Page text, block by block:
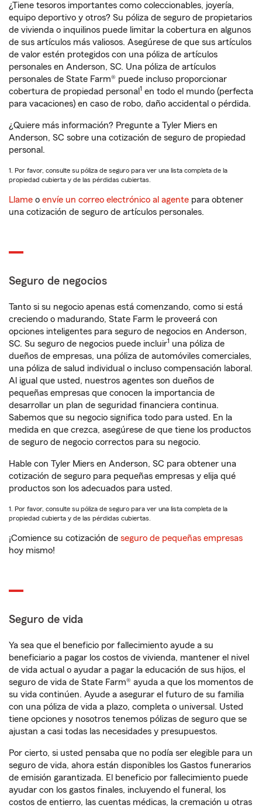
¿Tiene tesoros importantes como coleccionables, joyería,
equipo deportivo y otros? Su póliza de seguro de propietarios
de vivienda o inquilinos puede limitar la cobertura en algunos
de sus artículos más valiosos. Asegúrese de que sus artículos
de valor estén protegidos con una póliza de artículos
personales en Anderson, SC. Una póliza de artículos
personales de State Farm® puede incluso proporcionar
cobertura de propiedad personal 1 en todo el mundo (perfecta
para vacaciones) en caso de robo, daño accidental o pérdida.
¿Quiere más información? Pregunte a Tyler Miers en
Anderson, SC sobre una cotización de seguro de propiedad
personal.
1. Por favor, consulte su póliza de seguro para ver una lista completa de la
propiedad cubierta y de las pérdidas cubiertas.
Llame o envíe un correo electrónico al agente para obtener
una cotización de seguro de artículos personales.
Seguro de negocios
Tanto si su negocio apenas está comenzando, como si está
creciendo o madurando, State Farm le proveerá con
opciones inteligentes para seguro de negocios en Anderson,
SC. Su seguro de negocios puede incluir1 una póliza de
dueños de empresas, una póliza de automóviles comerciales,
una póliza de salud individual o incluso compensación laboral.
Al igual que usted, nuestros agentes son dueños de
pequeñas empresas que conocen la importancia de
desarrollar un plan de seguridad financiera continua.
Sabemos que su negocio significa todo para usted. En la
medida en que crezca, asegúrese de que tiene los productos
de seguro de negocio correctos para su negocio.
Hable con Tyler Miers en Anderson, SC para obtener una
cotización de seguro para pequeñas empresas y elija qué
productos son los adecuados para usted.
1. Por favor, consulte su póliza de seguro para ver una lista completa de la
propiedad cubierta y de las pérdidas cubiertas.
¡Comience su cotización de seguro de pequeñas empresas
hoy mismo!
Seguro de vida
Ya sea que el beneficio por fallecimiento ayude a su
beneficiario a pagar los costos de vivienda, mantener el nivel
de vida actual o ayudar a pagar la educación de sus hijos, el
seguro de vida de State Farm® ayuda a que los momentos de
su vida continúen. Ayude a asegurar el futuro de su familia
con una póliza de vida a plazo, completa o universal. Usted
tiene opciones y nosotros tenemos pólizas de seguro que se
ajustan a casi todas las necesidades y presupuestos.
Por cierto, si usted pensaba que no podía ser elegible para un
seguro de vida, ahora están disponibles los Gastos funerarios
de emisión garantizada. El beneficio por fallecimiento puede
ayudar con los gastos finales, incluyendo el funeral, los
costos de entierro, las cuentas médicas, la cremación u otras